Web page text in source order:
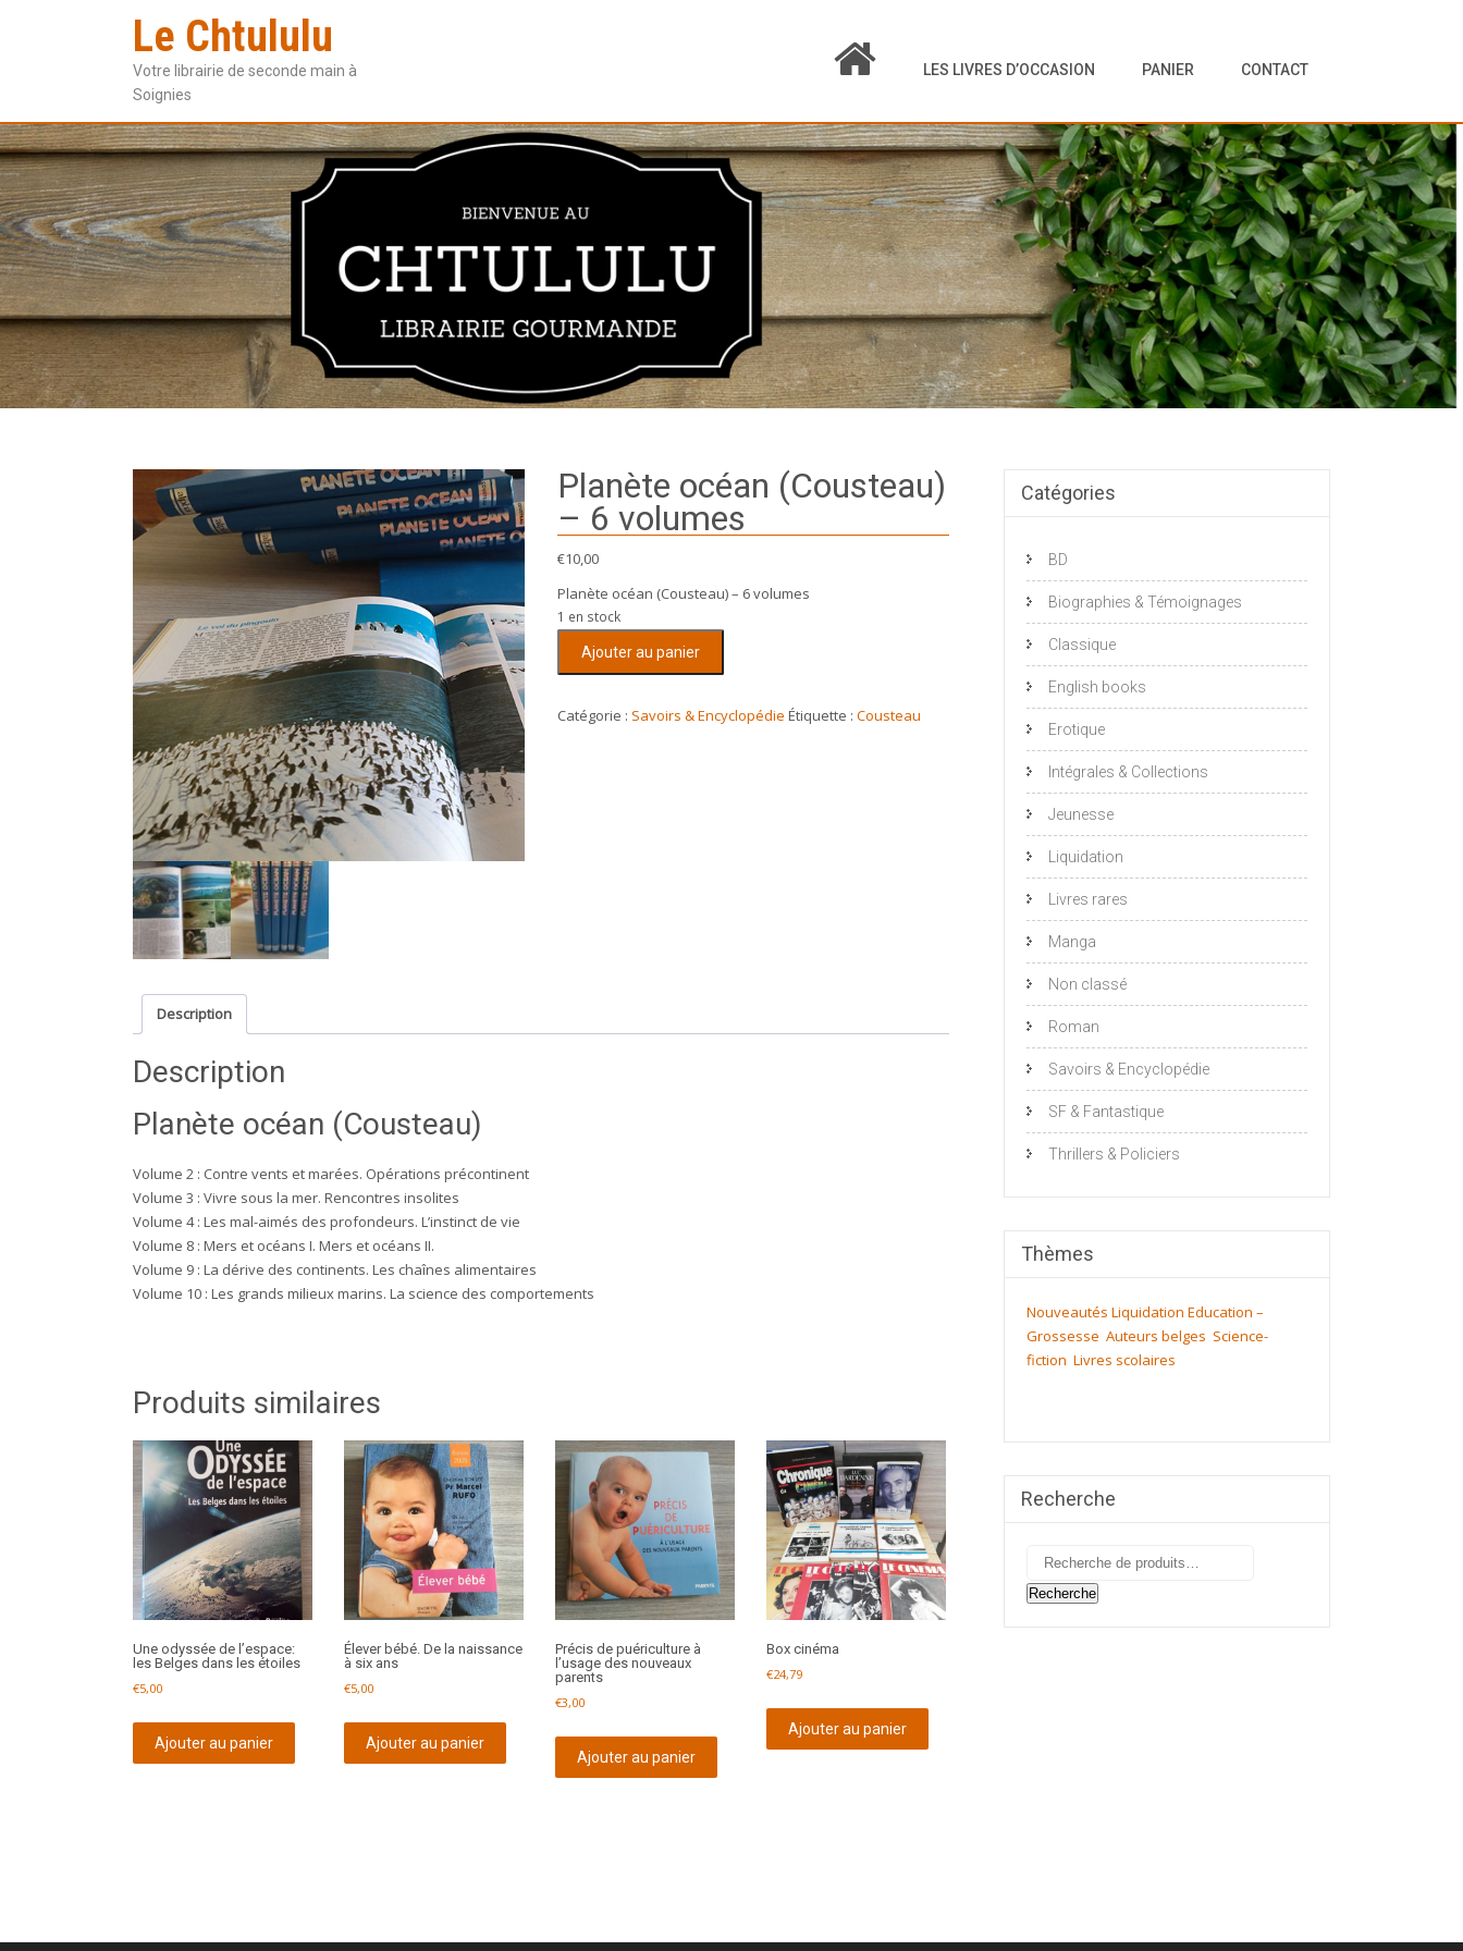
Le Chtululu
Votre librairie de seconde main à
Soignies
LES LIVRES D’OCCASION PANIER CONTACT
Planète océan (Cousteau)
– 6 volumes
€10,00
Planète océan (Cousteau) – 6 volumes
1 en stock
océan
Ajouter au panier
Catégorie : Savoirs & Encyclopédie Étiquette : Cousteau
Description
Description
Planète océan (Cousteau)
Volume 2 : Contre vents et marées. Opérations précontinent
Volume 3 : Vivre sous la mer. Rencontres insolites
Volume 4 : Les mal-aimés des profondeurs. L’instinct de vie
Volume 8 : Mers et océans I. Mers et océans II.
Volume 9 : La dérive des continents. Les chaînes alimentaires
Volume 10 : Les grands milieux marins. La science des comportements
Produits similaires
Une odyssée de l’espace:
les Belges dans les étoiles
€5,00
Ajouter au panier
Élever bébé. De la naissance
à six ans
€5,00
Ajouter au panier
Précis de puériculture à
l’usage des nouveaux
parents
€3,00
Ajouter au panier
Box cinéma
€24,79
Ajouter au panier
Catégories
BD
Biographies & Témoignages
Classique
English books
Erotique
Intégrales & Collections
Jeunesse
Liquidation
Livres rares
Manga
Non classé
Roman
Savoirs & Encyclopédie
SF & Fantastique
Thrillers & Policiers
Thèmes
Nouveautés Liquidation Education –
Grossesse Auteurs belges Science-
fiction Livres scolaires
Recherche
Recherche
pour :
Recherche